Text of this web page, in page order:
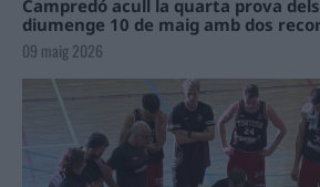
Campredó acull la quarta prova
diumenge 10 de maig amb dos
09 maig 2026